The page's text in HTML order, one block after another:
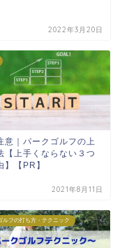
2022年3月20日
意｜パークゴルフの上
【上手くならない３つ
】【PR】
2021年8月11日
ルフの打ち方・テクニック